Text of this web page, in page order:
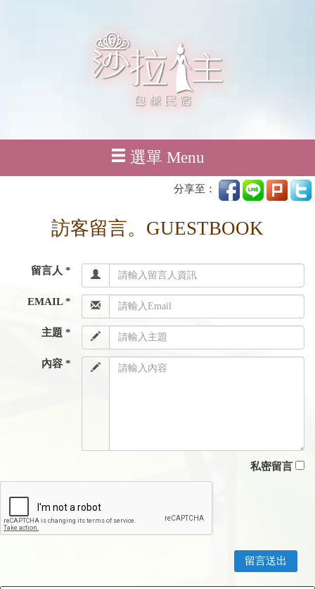
選單 Menu
分享至：
訪客留言。GUESTBOOK
留言人 *
EMAIL *
主題 *
內容 *
私密留言